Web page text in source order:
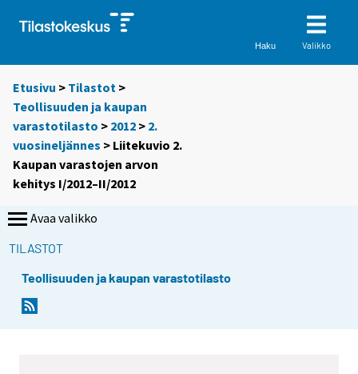
Haku Valikko
Etusivu > Tilastot >
Teollisuuden ja kaupan
varastotilasto > 2012 > 2.
vuosineljännes > Liitekuvio 2.
Kaupan varastojen arvon
kehitys I/2012–II/2012
Avaa valikko
TILASTOT
Teollisuuden ja kaupan varastotilasto